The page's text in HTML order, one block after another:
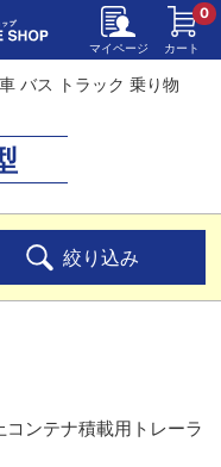
マイページ カート
0
車 バス トラック 乗り物
絞り込み
ンテナ積載用トレーラ